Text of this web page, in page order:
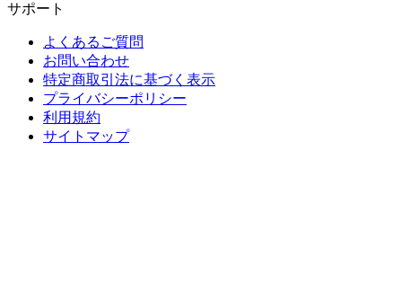
サポート
よくあるご質問
お問い合わせ
特定商取引法に基づく表示
プライバシーポリシー
利用規約
サイトマップ